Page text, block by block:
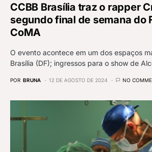
CCBB Brasília traz o rapper
segundo final de semana do
CoMA
O evento acontece em um dos espaços
Brasília (DF); ingressos para o show de
POR BRUNA 12 DE AGOSTO DE 2024 NO